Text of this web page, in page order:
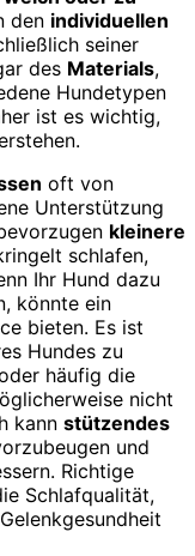
den individuellen
seiner
des Materials,
Hundetypen
ist es wichtig,
oft von
Unterstützung
kleinere
schlafen,
Ihr Hund dazu
könnte ein
bieten. Es ist
Hundes zu
häufig die
nicht
kann stützendes
und
Richtige
Schlafqualität,